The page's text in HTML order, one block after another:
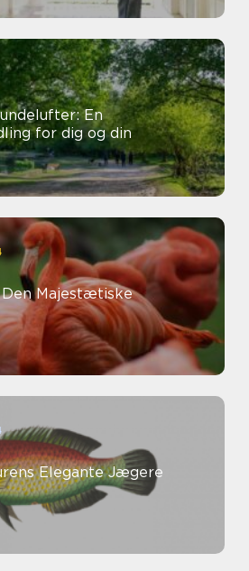
En
for dig og din
Majestætiske
Elegante Jægere